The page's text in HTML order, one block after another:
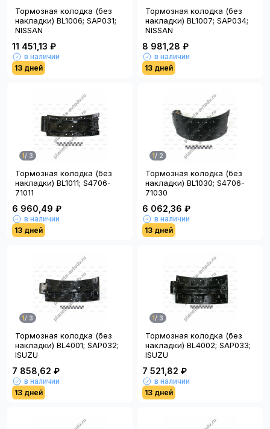
Тормозная колодка (без
накладки) BL1006; SAP031;
NISSAN
11 451,13 ₽
в наличии
13 дней
Тормозная колодка (без
накладки) BL1007; SAP034;
NISSAN
8 981,28 ₽
в наличии
13 дней
1/ 3
Тормозная колодка (без
накладки) BL1011; S4706-
71011
6 960,49 ₽
в наличии
13 дней
1/ 2
Тормозная колодка (без
накладки) BL1030; S4706-
71030
6 062,36 ₽
в наличии
13 дней
1/ 3
Тормозная колодка (без
накладки) BL4001; SAP032;
ISUZU
7 858,62 ₽
в наличии
13 дней
1/ 3
Тормозная колодка (без
накладки) BL4002; SAP033;
ISUZU
7 521,82 ₽
в наличии
13 дней